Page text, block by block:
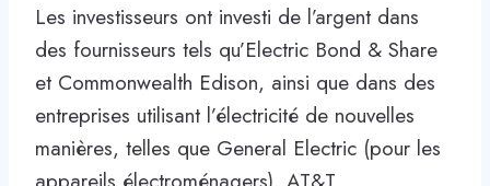
Les investisseurs ont investi de l’argent dans
des fournisseurs tels qu’Electric Bond & Share
et Commonwealth Edison, ainsi que dans des
entreprises utilisant l’électricité de nouvelles
manières, telles que General Electric (pour les